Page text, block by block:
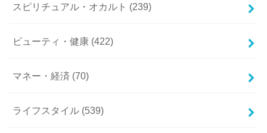
スピリチュアル・オカルト (239)
ビューティ・健康 (422)
マネー・経済 (70)
ライフスタイル (539)